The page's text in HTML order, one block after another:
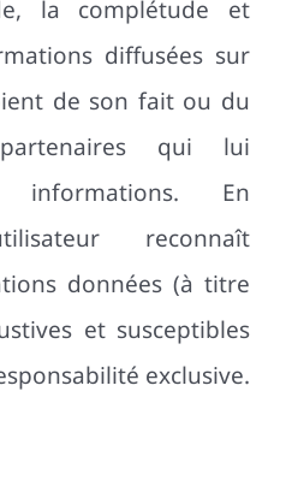
la complétude et
diffusées sur
de son fait ou du
qui lui
informations. En
reconnaît
données (à titre
et susceptibles
exclusive.